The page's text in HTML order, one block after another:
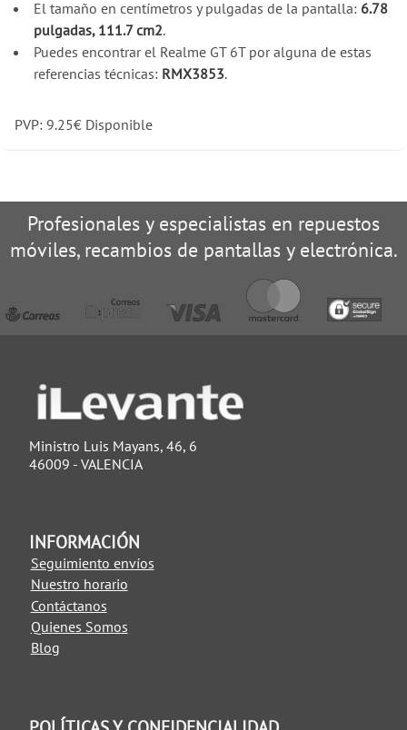
El tamaño en centímetros y pulgadas de la pantalla: 6.78
pulgadas, 111.7 cm2.
Puedes encontrar el Realme GT 6T por alguna de estas
referencias técnicas: RMX3853.
PVP: 9.25€ Disponible
Profesionales y especialistas en repuestos
móviles, recambios de pantallas y electrónica.
Ministro Luis Mayans, 46, 6
46009 - VALENCIA
INFORMACIÓN
Seguimiento envíos
Nuestro horario
Contáctanos
Quienes Somos
Blog